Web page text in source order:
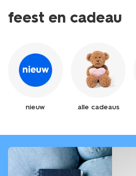
feest en cadeau
nieuw alle cadeaus